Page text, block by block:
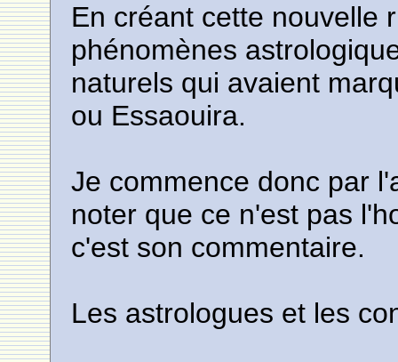
En créant cette nouvelle
phénomènes
naturels qui avaient
ou Essaouira.
Je commence donc par
noter que ce n'est pas
c'est son commentaire.
Les astrologues et les